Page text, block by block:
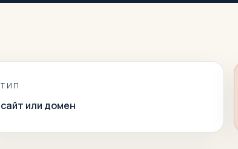
ТИП
сайт или домен